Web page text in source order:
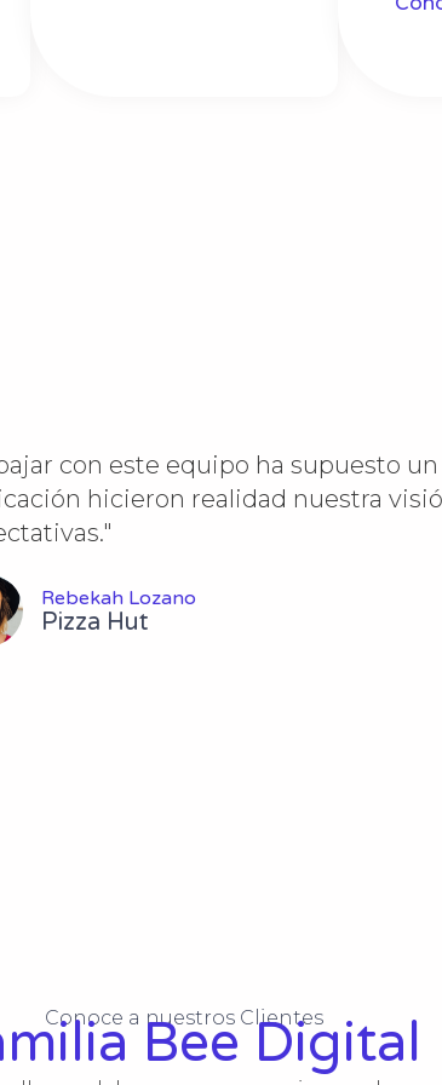
con este equipo ha supuesto
hicieron realidad nuestra
Rebekah Lozano
Pizza Hut
Conoce a nuestros Clientes
Bee Digital